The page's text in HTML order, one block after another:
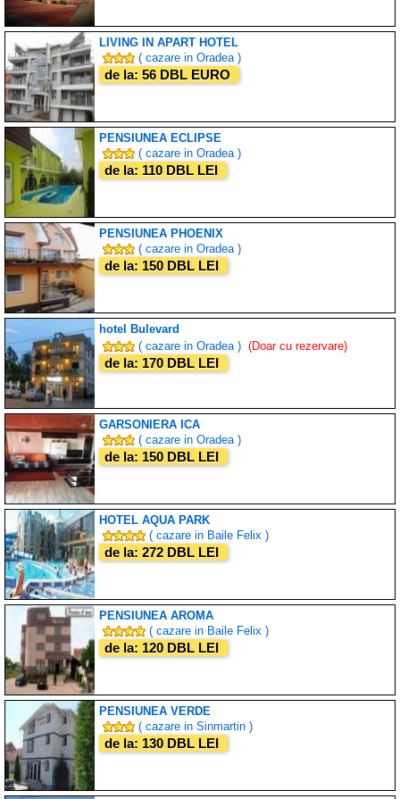
LIVING IN APART HOTEL
( cazare in Oradea )
de la: 56 DBL EURO
PENSIUNEA ECLIPSE
( cazare in Oradea )
de la: 110 DBL LEI
PENSIUNEA PHOENIX
( cazare in Oradea )
de la: 150 DBL LEI
hotel Bulevard
( cazare in Oradea ) (Doar cu rezervare)
de la: 170 DBL LEI
GARSONIERA ICA
( cazare in Oradea )
de la: 150 DBL LEI
HOTEL AQUA PARK
( cazare in Baile Felix )
de la: 272 DBL LEI
PENSIUNEA AROMA
( cazare in Baile Felix )
de la: 120 DBL LEI
PENSIUNEA VERDE
( cazare in Sinmartin )
de la: 130 DBL LEI